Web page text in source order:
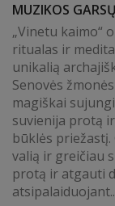
MUZIKOS
„Vinetu kaimo“
ritualas ir
unikalią
Senovės
magiškai
suvienija protą
būklės
valią ir greičiau
protą ir atgauti